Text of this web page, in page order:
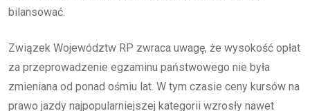
bilansować.
Związek Województw RP zwraca uwagę, że wysokość opłat
za przeprowadzenie egzaminu państwowego nie była
zmieniana od ponad ośmiu lat. W tym czasie ceny kursów na
prawo jazdy najpopularniejszej kategorii wzrosły nawet